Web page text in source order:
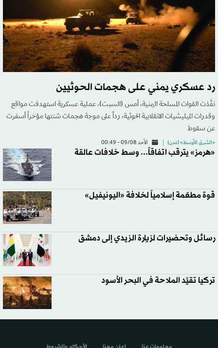
رد عسكري يمني على هجمات الحوثيين
نفَّذت القوات المسلحة اليمنية، أمس (السبت)، عملية عسكرية استهدفت مواقع
وقدرات الميليشيات الانقلابية الحوثية، رداً على موجة هجمات شنتها مؤخراً أسفرت
عن سقوط
«الشرق الأوسط» (عدن) الأحد 09/08 - 00:49
«هرمز» يترقب اتفاقاً... وسط خلافات عالقة
قوة مطعّمة إسلامياً لخلافة «اليونيفيل»
رسائل وتحضيرات لزيارة الزيدي إلى دمشق
تركيا تقيّد الملاحة في البحر الأسود